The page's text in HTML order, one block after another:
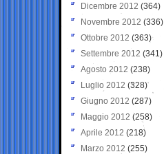
Dicembre 2012 (364)
Novembre 2012 (336)
Ottobre 2012 (363)
Settembre 2012 (341)
Agosto 2012 (238)
Luglio 2012 (328)
Giugno 2012 (287)
Maggio 2012 (258)
Aprile 2012 (218)
Marzo 2012 (255)